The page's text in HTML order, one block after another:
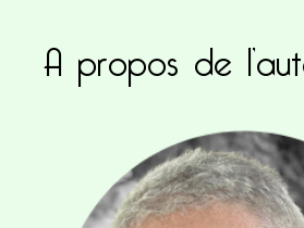
Ce site utilise Akismet pour
A propos de